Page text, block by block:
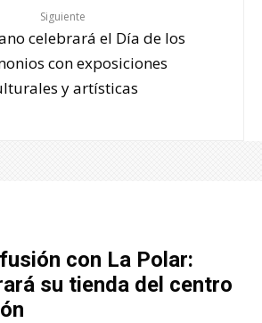
Siguiente
celebrará el Día de los
con exposiciones
y artísticas
con La Polar:
su tienda del centro